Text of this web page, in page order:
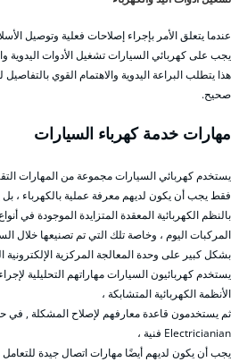
عندما يتعلق الأمر بإجراء إصلاحات فعلية وتوصيل
يجب على كهربائي السيارات تشغيل الأدوات اليدوية
هذا يتطلب البراعة اليدوية والاهتمام القوي
صحيح.
مهارات خدمة كهرباء السيارات
يستخدم كهربائي السيارات مجموعة من المهارات
فقط يجب أن يكون لديهم معرفة عملية بالكهرباء ،
بالنظم الكهربائية المعقدة المتزايدة الموجودة في
المركبات اليوم ، وخاصة تلك التي تم تصنيعها خلال
بشكل كبير على وحدة المعالجة المركزية الإلكترونية
يستخدم كهربائيون السيارات مهاراتهم التحليلية
الأنظمة الكهربائية المتشابكة ،
Electricianian فنية ،
يجب أن يكون لديهم أيضًا مهارات اتصال جيدة